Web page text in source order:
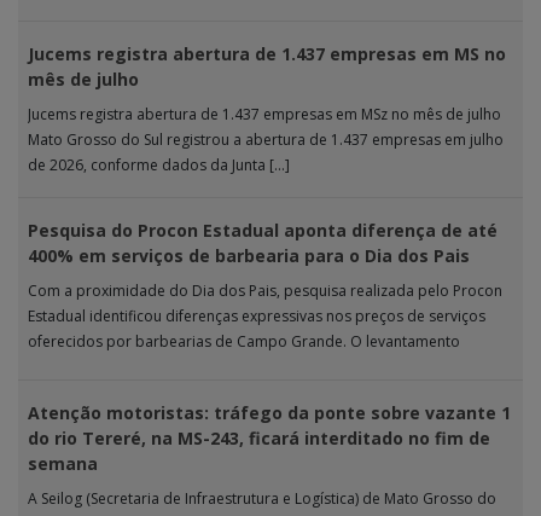
Jucems registra abertura de 1.437 empresas em MS no
mês de julho
Jucems registra abertura de 1.437 empresas em MSz no mês de julho
Mato Grosso do Sul registrou a abertura de 1.437 empresas em julho
de 2026, conforme dados da Junta […]
Pesquisa do Procon Estadual aponta diferença de até
400% em serviços de barbearia para o Dia dos Pais
Com a proximidade do Dia dos Pais, pesquisa realizada pelo Procon
Estadual identificou diferenças expressivas nos preços de serviços
oferecidos por barbearias de Campo Grande. O levantamento
Atenção motoristas: tráfego da ponte sobre vazante 1
do rio Tereré, na MS-243, ficará interditado no fim de
semana
A Seilog (Secretaria de Infraestrutura e Logística) de Mato Grosso do